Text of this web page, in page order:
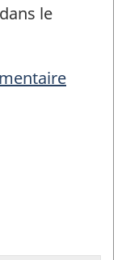
le